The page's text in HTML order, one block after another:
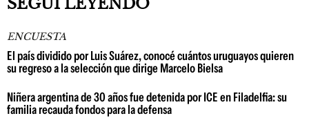
SEGUÍ LEYENDO
ENCUESTA
El país dividido por Luis Suárez, conocé cuántos uruguayos quieren
su regreso a la selección que dirige Marcelo Bielsa
Niñera argentina de 30 años fue detenida por ICE en Filadelfia: su
familia recauda fondos para la defensa